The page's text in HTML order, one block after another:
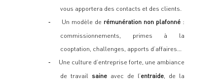
vous apportera des contacts et des clients.
- Un modèle de rémunération non plafonné :
commissionnements, primes à la
cooptation, challenges, apports d’affaires…
- Une culture d’entreprise forte, une ambiance
de travail saine avec de l’entraide , de la